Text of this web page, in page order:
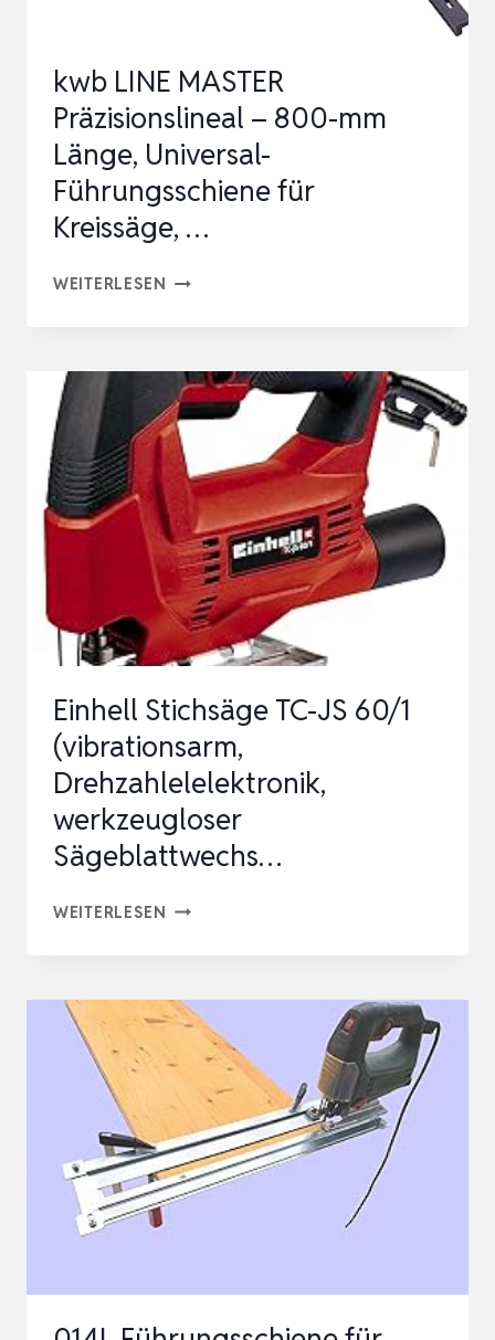
kwb LINE MASTER
Präzisionslineal – 800-mm
Länge, Universal-
Führungsschiene für
Kreissäge, …
WEITERLESEN KWB
PRÄZISIONSLINEAL
–
800-
MM
LÄNGE,
UNIVERSAL-
FÜHRUNGSSCHIENE
FÜR
KREISSÄGE,
Einhell Stichsäge TC-JS 60/1
(vibrationsarm,
Drehzahlelelektronik,
werkzeugloser
Sägeblattwechs…
WEITERLESEN EINHELL
JS
(VIBRATIONSARM,
DREHZAHLELELEKTRONIK,
WERKZEUGLOSER
SÄGEBLATTWECHS…